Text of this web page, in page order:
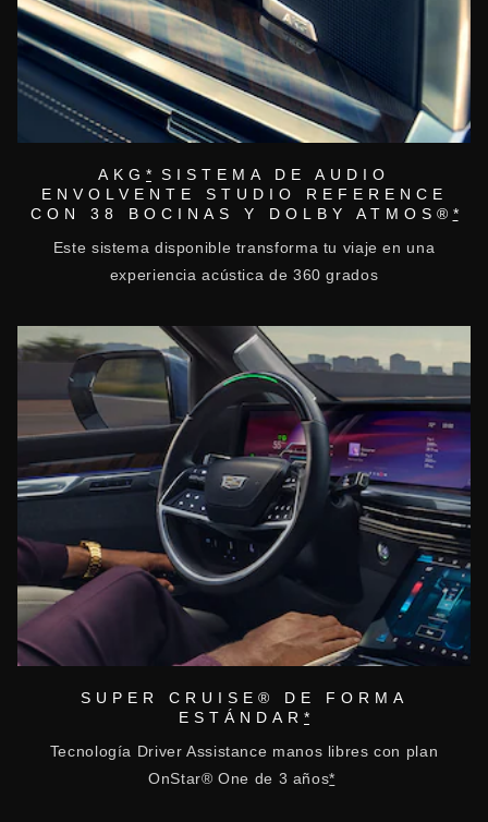
AKG * SISTEMA DE AUDIO
ENVOLVENTE STUDIO REFERENCE
CON 38 BOCINAS Y DOLBY ATMOS® *
Este sistema disponible transforma tu viaje en una
experiencia acústica de 360 grados
SUPER CRUISE® DE FORMA
ESTÁNDAR *
Tecnología Driver Assistance manos libres con plan
OnStar® One de 3 años*